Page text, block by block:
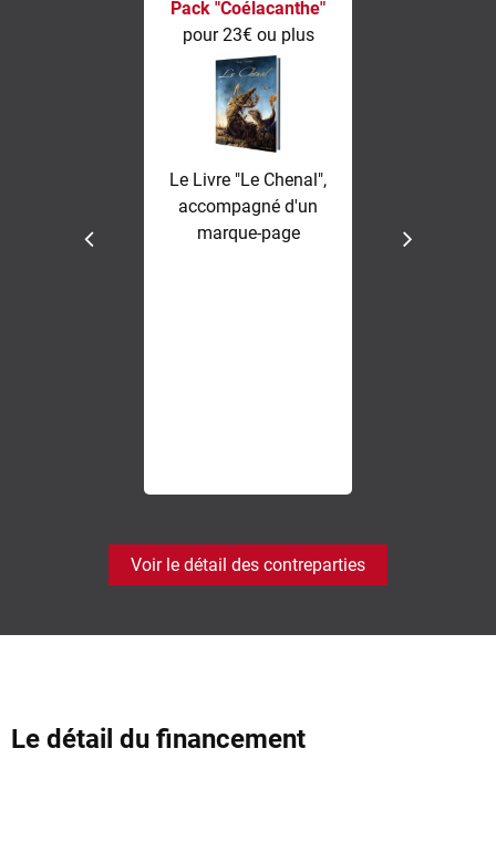
Pack "Coélacanthe"
pour 23€ ou plus
Le Livre "Le Chenal",
accompagné d'un
marque-page
Voir le détail des contreparties
Le détail du financement